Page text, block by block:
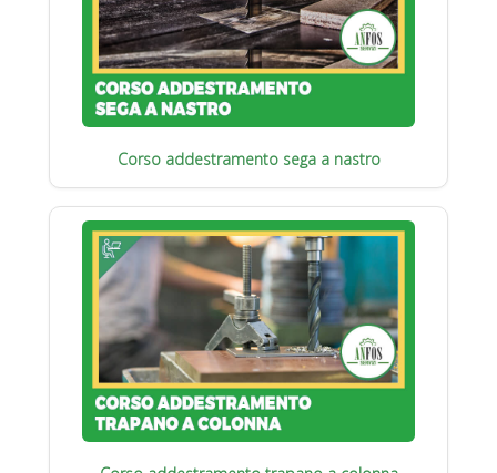
Corso addestramento sega a nastro